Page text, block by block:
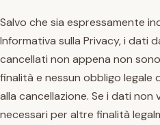
Salvo che sia espressamente
Informativa sulla Privacy, i dati
cancellati non appena non
finalità e nessun obbligo legale
alla cancellazione. Se i dati
necessari per altre finalità